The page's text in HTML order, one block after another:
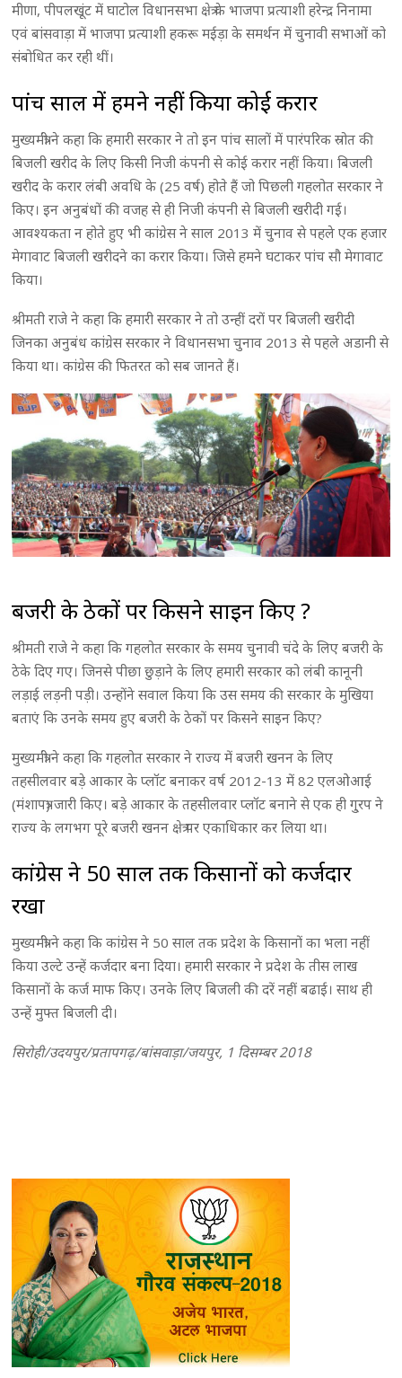
मीणा, पीपलखूंट में घाटोल विधानसभा क्षेत्र के भाजपा प्रत्याशी हरेन्द्र निनामा
एवं बांसवाड़ा में भाजपा प्रत्याशी हकरू मईड़ा के समर्थन में चुनावी सभाओं को
संबोधित कर रही थीं।
पांच साल में हमने नहीं किया कोई करार
मुख्यमंत्री ने कहा कि हमारी सरकार ने तो इन पांच सालों में पारंपरिक स्रोत की
बिजली खरीद के लिए किसी निजी कंपनी से कोई करार नहीं किया। बिजली
खरीद के करार लंबी अवधि के (25 वर्ष) होते हैं जो पिछली गहलोत सरकार ने
किए। इन अनुबंधों की वजह से ही निजी कंपनी से बिजली खरीदी गई।
आवश्यकता न होते हुए भी कांग्रेस ने साल 2013 में चुनाव से पहले एक हजार
मेगावाट बिजली खरीदने का करार किया। जिसे हमने घटाकर पांच सौ मेगावाट
किया।
श्रीमती राजे ने कहा कि हमारी सरकार ने तो उन्हीं दरों पर बिजली खरीदी
जिनका अनुबंध कांग्रेस सरकार ने विधानसभा चुनाव 2013 से पहले अडानी से
किया था। कांग्रेस की फितरत को सब जानते हैं।
बजरी के ठेकों पर किसने साइन किए ?
श्रीमती राजे ने कहा कि गहलोत सरकार के समय चुनावी चंदे के लिए बजरी के
ठेके दिए गए। जिनसे पीछा छुड़ाने के लिए हमारी सरकार को लंबी कानूनी
लड़ाई लड़नी पड़ी। उन्होंने सवाल किया कि उस समय की सरकार के मुखिया
बताएं कि उनके समय हुए बजरी के ठेकों पर किसने साइन किए?
मुख्यमंत्री ने कहा कि गहलोत सरकार ने राज्य में बजरी खनन के लिए
तहसीलवार बड़े आकार के प्लॉट बनाकर वर्ष 2012-13 में 82 एलओआई
(मंशापत्र) जारी किए। बड़े आकार के तहसीलवार प्लॉट बनाने से एक ही गु्रप ने
राज्य के लगभग पूरे बजरी खनन क्षेत्र पर एकाधिकार कर लिया था।
कांग्रेस ने 50 साल तक किसानों को कर्जदार
रखा
मुख्यमंत्री ने कहा कि कांग्रेस ने 50 साल तक प्रदेश के किसानों का भला नहीं
किया उल्टे उन्हें कर्जदार बना दिया। हमारी सरकार ने प्रदेश के तीस लाख
किसानों के कर्ज माफ किए। उनके लिए बिजली की दरें नहीं बढाई। साथ ही
उन्हें मुफ्त बिजली दी।
सिरोही/उदयपुर/प्रतापगढ़/बांसवाड़ा/जयपुर, 1 दिसम्बर 2018